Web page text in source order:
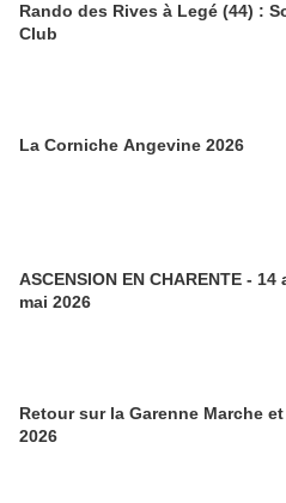
Rando des Rives à Legé (44) :
Club
La Corniche Angevine 2026
ASCENSION EN CHARENTE - 14
mai 2026
Retour sur la Garenne Marche et
2026